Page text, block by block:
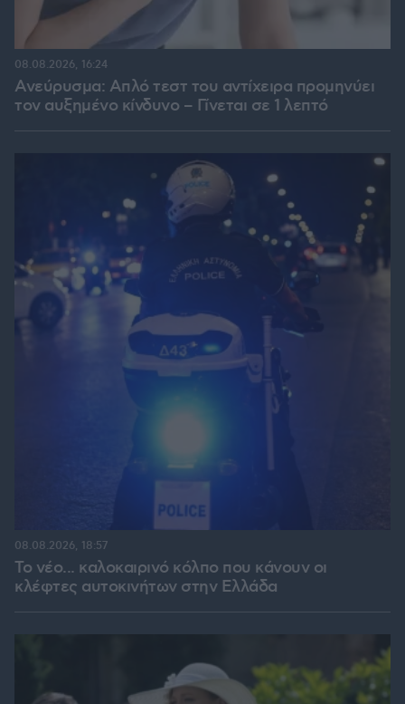
Ανεύρυσμα: Απλό τεστ του αντίχειρα προμηνύει
τον αυξημένο κίνδυνο – Γίνεται σε 1 λεπτό
08.08.2026, 16:24
Το νέο... καλοκαιρινό κόλπο που κάνουν οι
κλέφτες αυτοκινήτων στην Ελλάδα
08.08.2026, 18:57